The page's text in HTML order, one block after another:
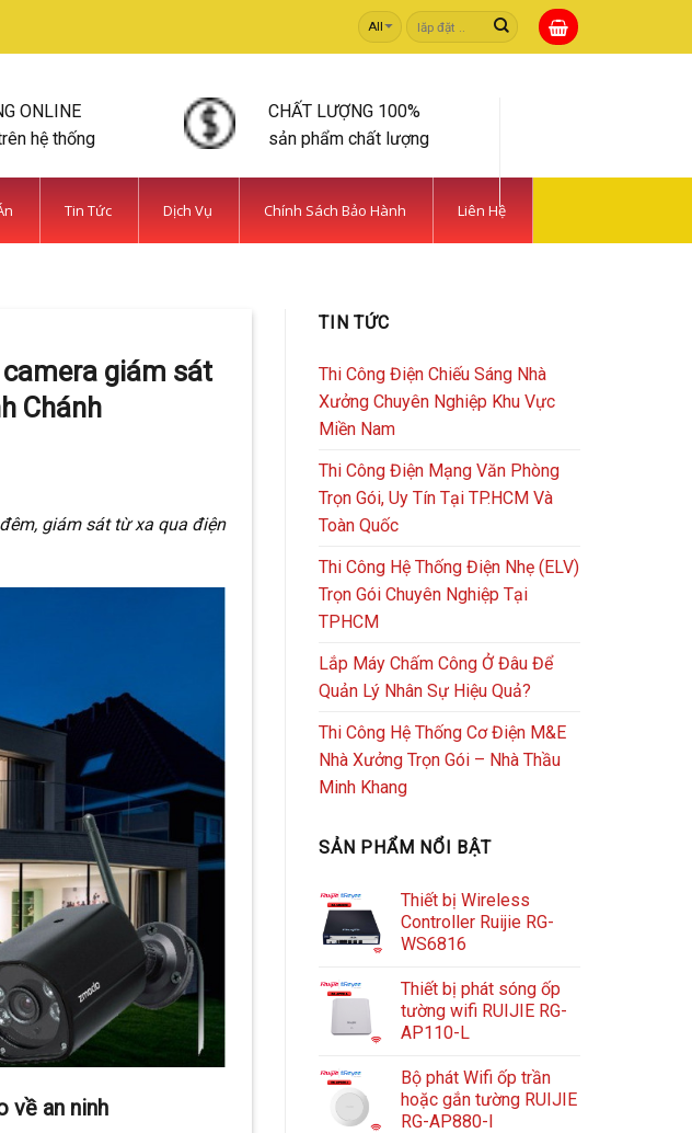
Tìm
kiếm:
ONLINE
hệ thống
CHẤT LƯỢNG 100%
sản phẩm chất lượng
Tin Tức Dịch Vụ Chính Sách Bảo Hành Liên Hệ
TIN TỨC
NINH VÀ SIÊU TIẾT KIỆM | CAMERA
là đơn vị hàng đầu trong [...]
→
giám sát
Chánh
giám sát từ xa qua điện
về an ninh
TIN TỨC
Thi Công Điện Chiếu Sáng Nhà
Xưởng Chuyên Nghiệp Khu Vực
Miền Nam
Thi Công Điện Mạng Văn Phòng
Trọn Gói, Uy Tín Tại TP.HCM Và
Toàn Quốc
Thi Công Hệ Thống Điện Nhẹ (ELV)
Trọn Gói Chuyên Nghiệp Tại
TPHCM
Lắp Máy Chấm Công Ở Đâu Để
Quản Lý Nhân Sự Hiệu Quả?
Thi Công Hệ Thống Cơ Điện M&E
Nhà Xưởng Trọn Gói – Nhà Thầu
Minh Khang
SẢN PHẨM NỔI BẬT
Thiết bị Wireless
Controller Ruijie RG-
WS6816
Thiết bị phát sóng ốp
tường wifi RUIJIE RG-
AP110-L
Bộ phát Wifi ốp trần
hoặc gắn tường RUIJIE
RG-AP880-I